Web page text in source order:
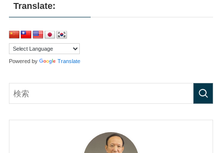
Translate:
Powered by Translate